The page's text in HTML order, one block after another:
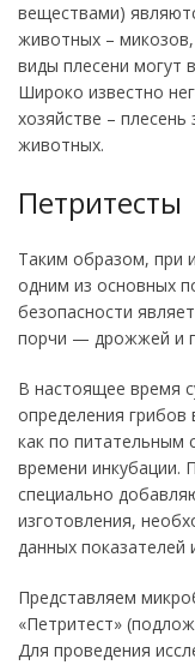
веществами)
животных –
виды плесени могут
Широко известно
хозяйстве –
животных.
Петритесты
Таким образом, при
одним из основных
безопасности
порчи — дрожжей и
В настоящее время
определения грибов
как по питательным
времени инкубации.
специально
изготовления,
данных
Представляем
«Петритест»
Для проведения